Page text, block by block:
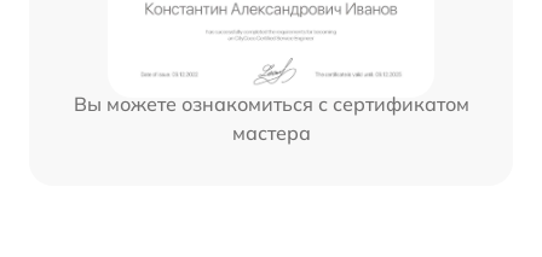
Вы можете ознакомиться с сертификатом
мастера